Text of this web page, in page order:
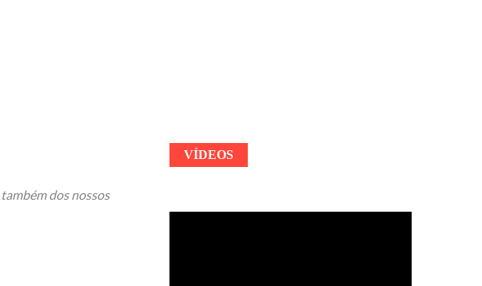
dos nossos
VÍDEOS